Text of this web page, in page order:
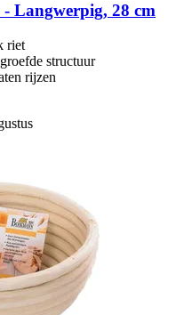
Langwerpig, 28 cm
riet
structuur
rijzen